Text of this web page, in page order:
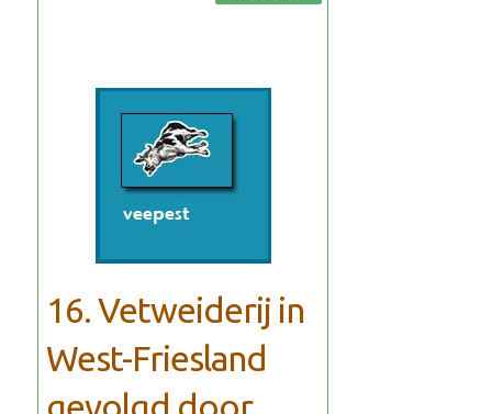
16. Vetweiderij in
West-Friesland